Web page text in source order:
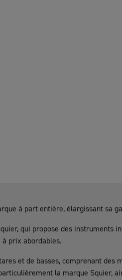
à part entière, élargissant sa
qui propose des
prix abordables.
et de basses, comprenant
la marque Squier,